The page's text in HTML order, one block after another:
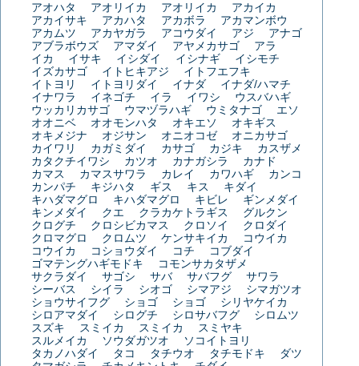
アオハタ アオリイカ アオリイカ
アカイカ
アカイサキ
アカハタ アカボラ
アカマンボウ
アカムツ
アカヤガラ アコウダイ アジ
アナゴ
アブラボウズ
アマダイ アヤメカサゴ
アラ
イカ
イサキ イシダイ イシナギ
イシモチ
イズカサゴ
イトヒキアジ
イトフエフキ
イトヨリ
イトヨリダイ イナダ
イナダ/ハマチ
イナワラ
イネゴチ イラ イワシ
ウスバハギ
ウッカリカサゴ
ウマヅラハギ ウミタナゴ
エソ
オオニベ
オオモンハタ オキエソ
オキギス
オキメジナ
オジサン オニオコゼ
オニカサゴ
カイワリ
カガミダイ カサゴ カジキ
カスザメ
カタクチイワシ
カツオ カナガシラ
カナド
カマス
カマスサワラ カレイ カワハギ
カンコ
カンパチ
キジハタ ギス キス
キダイ
キハダマグロ
キハダマグロ キビレ
ギンメダイ
キンメダイ
クエ クラカケトラギス
グルクン
クログチ
クロシビカマス クロソイ
クロダイ
クロマグロ
クロムツ ケンサキイカ
コウイカ
コウイカ
コショウダイ コチ
コブダイ
ゴマテングハギモドキ
コモンサカタザメ
サクラダイ
サゴシ サバ サバフグ
サワラ
シーバス
シイラ シオゴ シマアジ
シマガツオ
ショウサイフグ
ショゴ ショゴ
シリヤケイカ
シロアマダイ
シログチ シロサバフグ
シロムツ
スズキ
スミイカ スミイカ
スミヤキ
スルメイカ
ソウダガツオ
ソコイトヨリ
タカノハダイ
タコ タチウオ タチモドキ
ダツ